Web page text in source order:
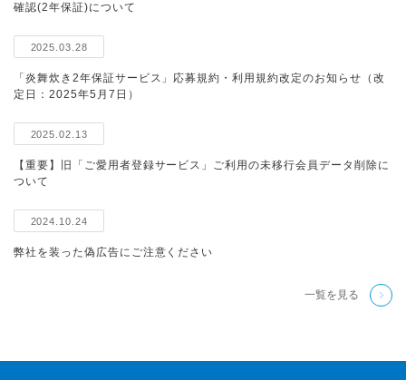
確認(2年保証)について
2025.03.28
「炎舞炊き2年保証サービス」応募規約・利用規約改定のお知らせ（改
定日：2025年5月7日）
2025.02.13
【重要】旧「ご愛用者登録サービス」ご利用の未移行会員データ削除に
ついて
2024.10.24
弊社を装った偽広告にご注意ください
一覧を見る